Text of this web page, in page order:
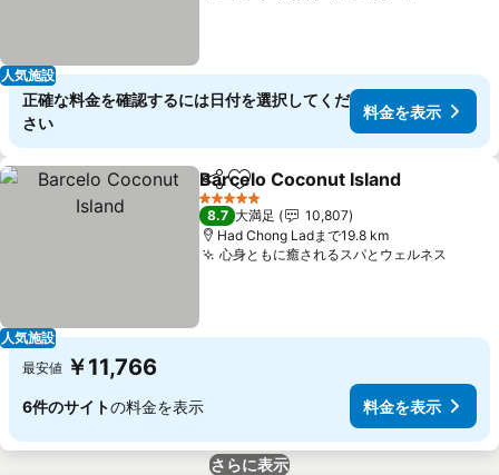
人気施設
正確な料金を確認するには日付を選択してくだ
さい
料金を表示
人気施設
シェアお気に入りに追加
Barcelo Coconut Island
5 ホテルのランク
8.7 大満足
10,807
Had Chong Ladまで19.8 km
心身ともに癒されるスパとウェルネス
最安値 ￥11,766
6件のサイトの料金を表示 料金を表示
さらに表示